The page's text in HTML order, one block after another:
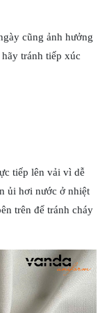
cũng ảnh hưởng
tránh tiếp xúc
tiếp lên vải vì dễ
ủi hơi nước ở nhiệt
trên để tránh cháy